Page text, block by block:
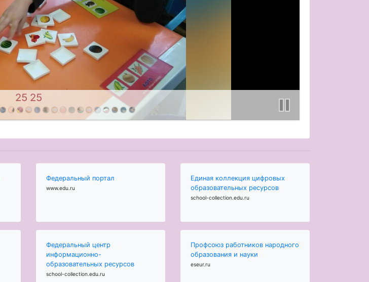
24 24
Федеральный портал
www.edu.ru
Единая коллекция цифровых
образовательных ресурсов
school-collection.edu.ru
Федеральный центр
информационно-
образовательных ресурсов
school-collection.edu.ru
Профсоюз работников народного
образования и науки
eseur.ru